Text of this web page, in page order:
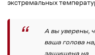
экстремальных
А вы уверены,
ваша голова